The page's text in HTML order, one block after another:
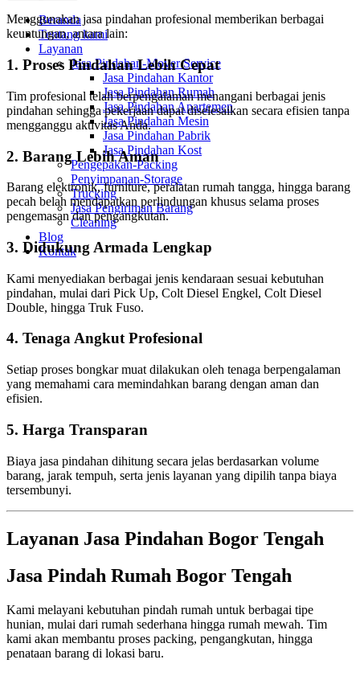
Beranda
Tentang kami
Layanan
Jasa Pindahan-Mover Service
Jasa Pindahan Kantor
Jasa Pindahan Rumah
Jasa Pindahan Apartemen
Jasa Pindahan Mesin
Jasa Pindahan Pabrik
Jasa Pindahan Kost
Pengepakan-Packing
Penyimpanan-Storage
Trucking
Jasa Pengiriman Barang
Cleaning
Blog
Kontak
Menggunakan jasa pindahan profesional memberikan berbagai
keuntungan, antara lain:
1. Proses Pindahan Lebih Cepat
Tim profesional telah berpengalaman menangani berbagai jenis
pindahan sehingga pekerjaan dapat diselesaikan secara efisien tanpa
mengganggu aktivitas Anda.
2. Barang Lebih Aman
Barang elektronik, furniture, peralatan rumah tangga, hingga barang
pecah belah mendapatkan perlindungan khusus selama proses
pengemasan dan pengangkutan.
3. Didukung Armada Lengkap
Kami menyediakan berbagai jenis kendaraan sesuai kebutuhan
pindahan, mulai dari Pick Up, Colt Diesel Engkel, Colt Diesel
Double, hingga Truk Fuso.
4. Tenaga Angkut Profesional
Setiap proses bongkar muat dilakukan oleh tenaga berpengalaman
yang memahami cara memindahkan barang dengan aman dan
efisien.
5. Harga Transparan
Biaya jasa pindahan dihitung secara jelas berdasarkan volume
barang, jarak tempuh, serta jenis layanan yang dipilih tanpa biaya
tersembunyi.
Layanan Jasa Pindahan Bogor Tengah
Jasa Pindah Rumah Bogor Tengah
Kami melayani kebutuhan pindah rumah untuk berbagai tipe
hunian, mulai dari rumah sederhana hingga rumah mewah. Tim
kami akan membantu proses packing, pengangkutan, hingga
penataan barang di lokasi baru.